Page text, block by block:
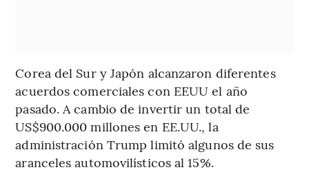
Corea del Sur y Japón alcanzaron diferentes
acuerdos comerciales con EEUU el año
pasado. A cambio de invertir un total de
US$900.000 millones en EE.UU., la
administración Trump limitó algunos de sus
aranceles automovilísticos al 15%.